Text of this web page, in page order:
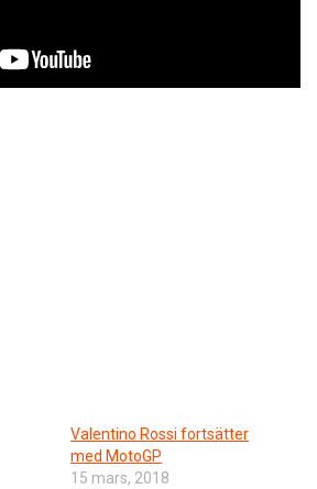
Valentino Rossi fortsätter
med MotoGP
15 mars, 2018